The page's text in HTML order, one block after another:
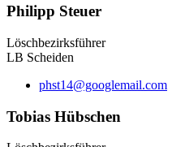
Philipp Steuer
Löschbezirksführer
LB Scheiden
phst14@googlemail.com
Tobias Hübschen